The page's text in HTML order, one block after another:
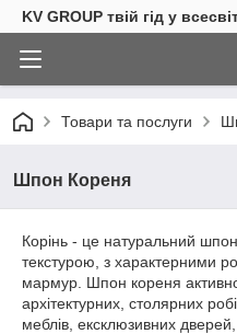
KV GROUP твій гід у
Товари та послуги
Шпон Кореня
Корінь - це натуральний
текстурою, з характерними
мармур. Шпон кореня
архітектурних, столярних
меблів, ексклюзивних